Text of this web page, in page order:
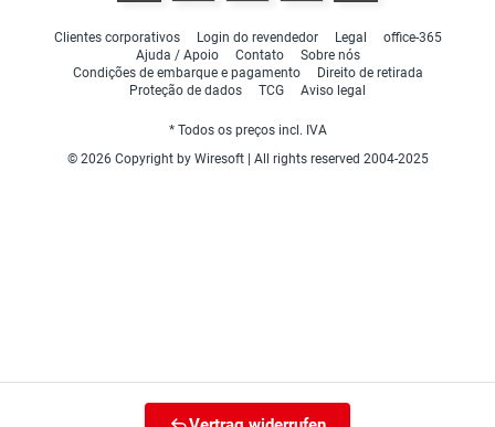
Clientes corporativos Login do revendedor Legal
office-365
Ajuda / Apoio
Contato
Sobre nós
Condições de embarque e pagamento
Direito de retirada
Proteção de dados
TCG Aviso legal
* Todos os preços incl. IVA
© 2026 Copyright by Wiresoft | All rights reserved 2004-2025